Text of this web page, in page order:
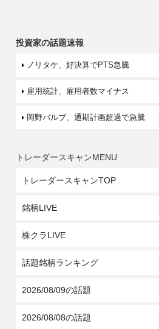
投資家の話題速報
ノリタケ、好決算でPTS急騰
雇用統計、雇用者数マイナス
岡野バルブ、通期計画超過で急騰
トレーダースキャンMENU
トレーダースキャンTOP
銘柄LIVE
株クラLIVE
話題銘柄ランキング
2026/08/09の話題
2026/08/08の話題